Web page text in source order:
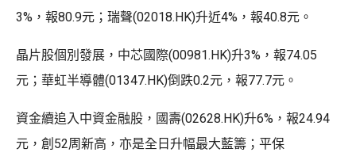
3%，報80.9元；瑞聲(02018.HK)升近4%，報40.8元。
晶片股個別發展，中芯國際(00981.HK)升3%，報74.05
元；華虹半導體(01347.HK)倒跌0.2元，報77.7元。
資金續追入中資金融股，國壽(02628.HK)升6%，報24.94
元，創52周新高，亦是全日升幅最大藍籌；平保